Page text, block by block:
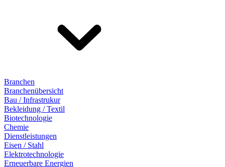
Branchen
Branchenübersicht
Bau / Infrastrukur
Bekleidung / Textil
Biotechnologie
Chemie
Dienstleistungen
Eisen / Stahl
Elektrotechnologie
Erneuerbare Energien